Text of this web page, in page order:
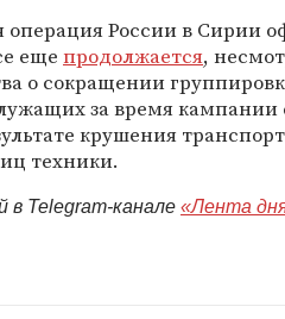
операция России в Сирии
еще продолжается,
о сокращении
за время кампании
крушения
техники.
Telegram-канале «Лента